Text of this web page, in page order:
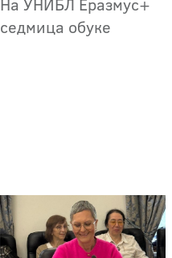
седмица обуке